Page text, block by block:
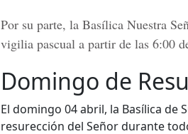
Por su parte, la Basílica Nuestra
vigilia pascual a partir de las 6:00
Domingo de
El domingo 04 abril, la Basílica de
resurección del Señor durante